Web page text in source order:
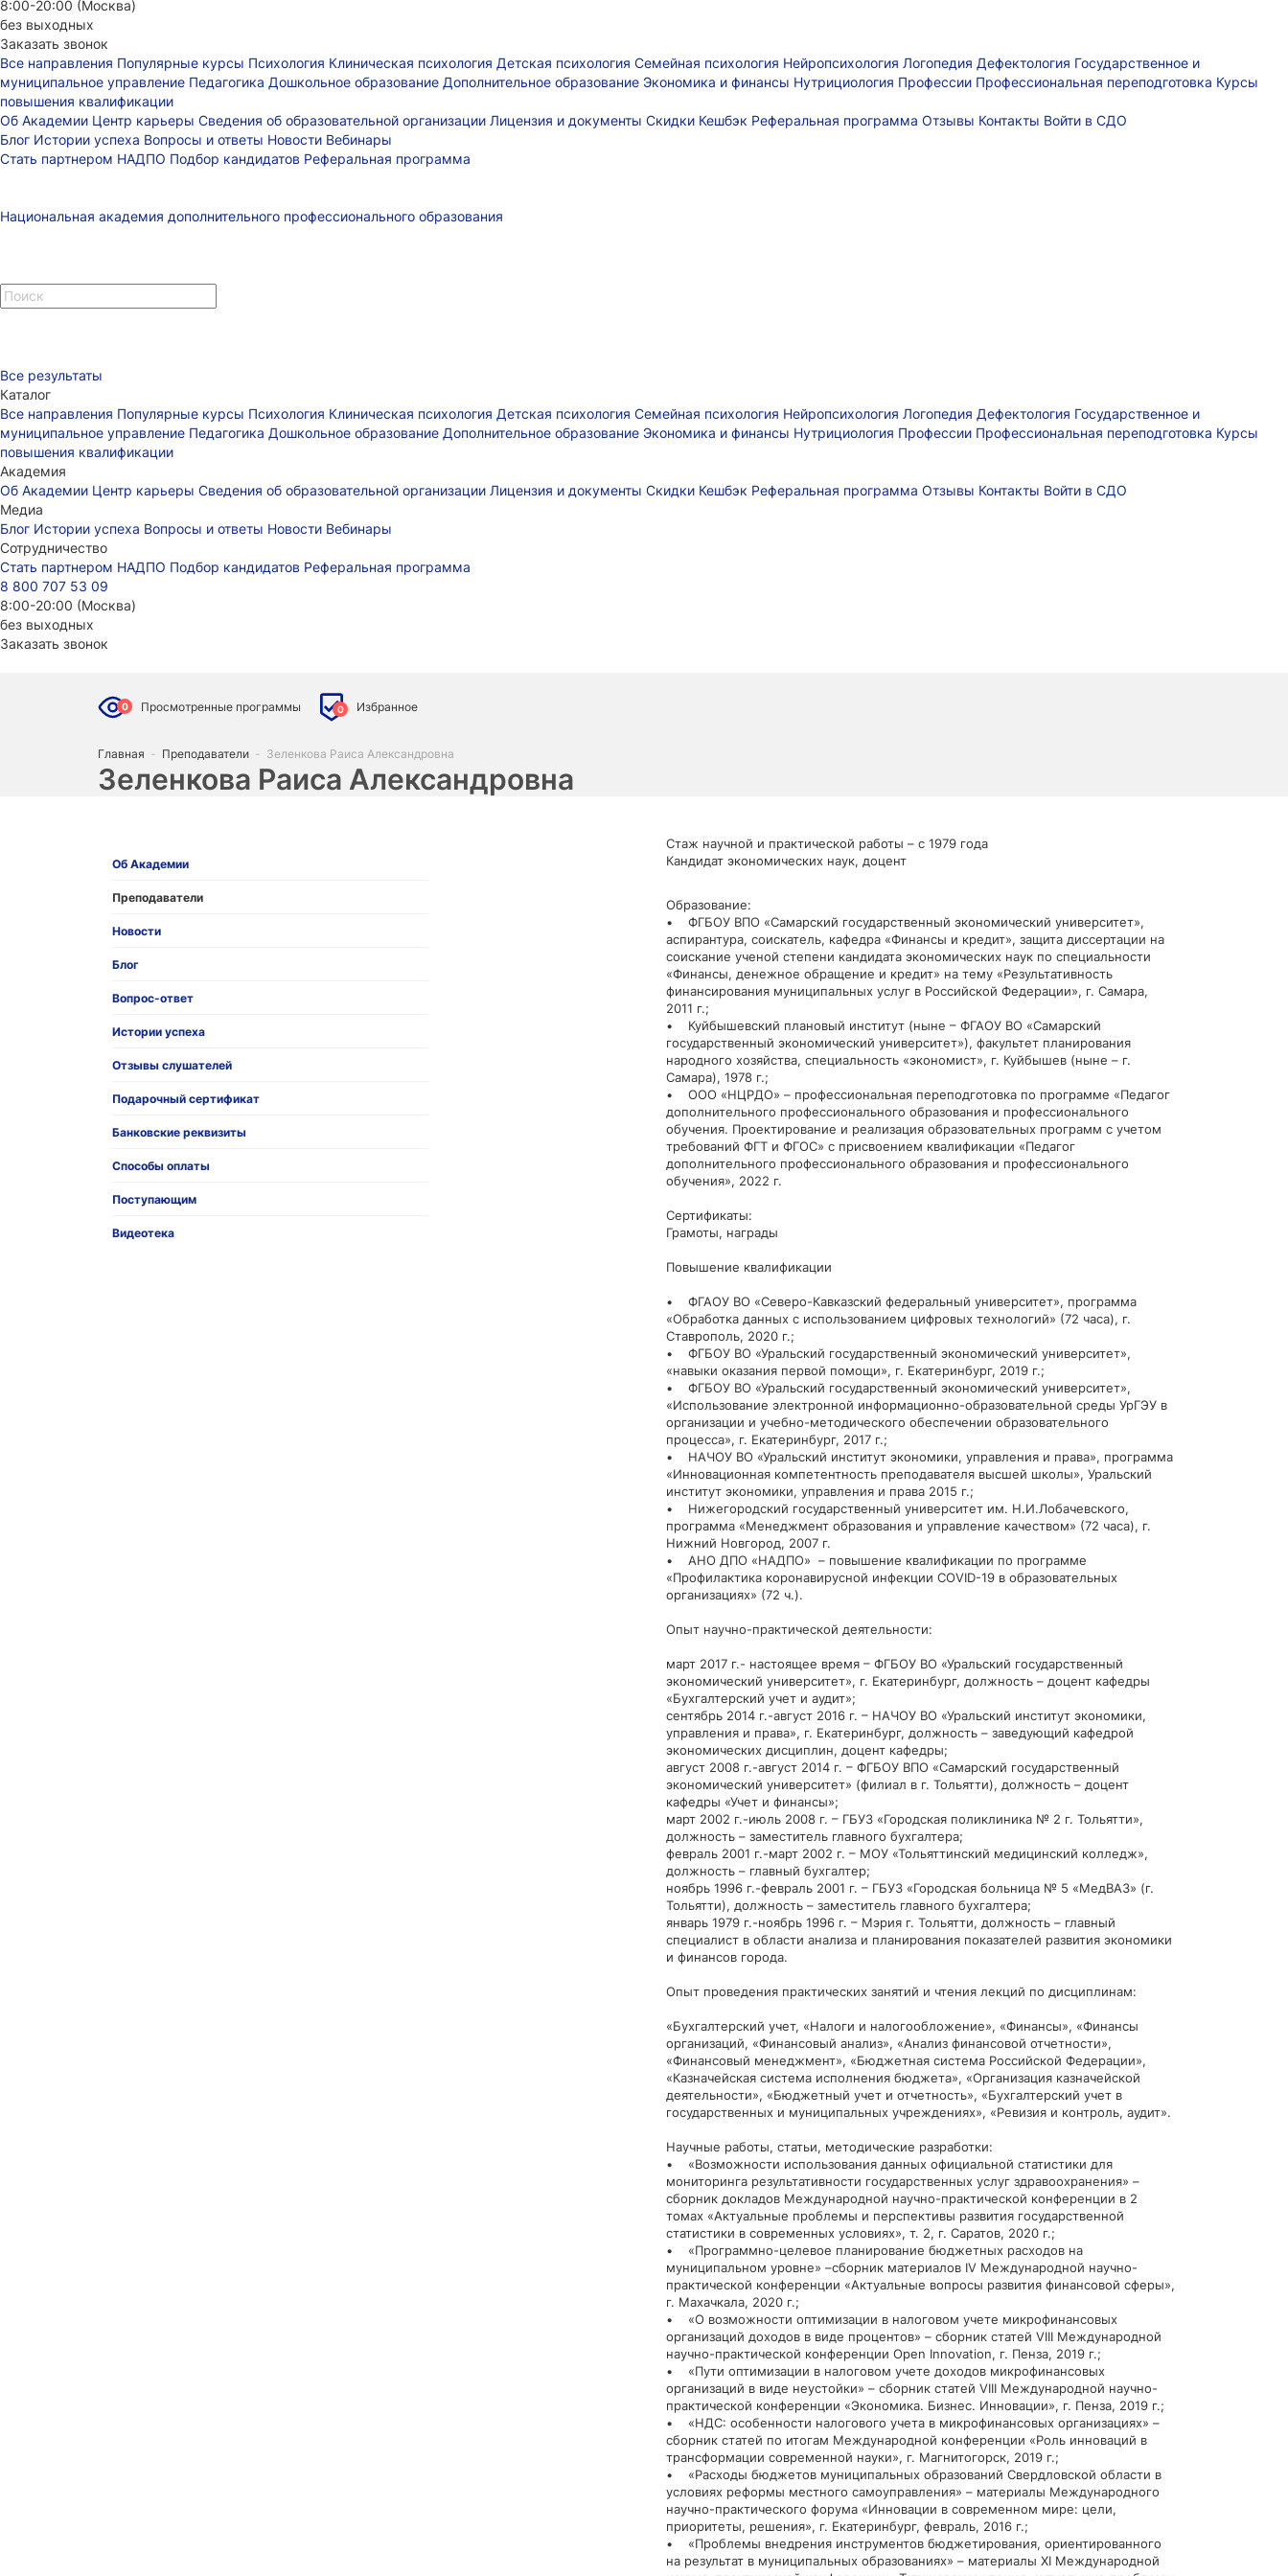
8:00-20:00 (Москва)
без выходных
Заказать звонок
Все направления Популярные курсы Психология Клиническая психология Детская психология Семейная психология Нейропсихология Логопедия Дефектология Государственное и
муниципальное управление Педагогика Дошкольное образование Дополнительное образование Экономика и финансы Нутрициология Профессии Профессиональная переподготовка Курсы
повышения квалификации
Об Академии Центр карьеры Сведения об образовательной организации Лицензия и документы Скидки Кешбэк Реферальная программа Отзывы Контакты Войти в СДО
Блог Истории успеха Вопросы и ответы Новости Вебинары
Стать партнером НАДПО Подбор кандидатов Реферальная программа
Национальная академия дополнительного профессионального образования
Все результаты
Каталог
Все направления Популярные курсы Психология Клиническая психология Детская психология Семейная психология Нейропсихология Логопедия Дефектология Государственное и
муниципальное управление Педагогика Дошкольное образование Дополнительное образование Экономика и финансы Нутрициология Профессии Профессиональная переподготовка Курсы
повышения квалификации
Академия
Об Академии Центр карьеры Сведения об образовательной организации Лицензия и документы Скидки Кешбэк Реферальная программа Отзывы Контакты Войти в СДО
Медиа
Блог Истории успеха Вопросы и ответы Новости Вебинары
Сотрудничество
Стать партнером НАДПО Подбор кандидатов Реферальная программа
8 800 707 53 09
8:00-20:00 (Москва)
без выходных
Заказать звонок
0 Просмотренные программы 0 Избранное
Главная - Преподаватели - Зеленкова Раиса Александровна
Зеленкова Раиса Александровна
Об Академии
Преподаватели
Новости
Блог
Вопрос-ответ
Истории успеха
Отзывы слушателей
Подарочный сертификат
Банковские реквизиты
Способы оплаты
Поступающим
Видеотека
Стаж научной и практической работы – с 1979 года
Кандидат экономических наук, доцент
Образование:
• ФГБОУ ВПО «Самарский государственный экономический университет»,
аспирантура, соискатель, кафедра «Финансы и кредит», защита диссертации на
соискание ученой степени кандидата экономических наук по специальности
«Финансы, денежное обращение и кредит» на тему «Результативность
финансирования муниципальных услуг в Российской Федерации», г. Самара,
2011 г.;
• Куйбышевский плановый институт (ныне – ФГАОУ ВО «Самарский
государственный экономический университет»), факультет планирования
народного хозяйства, специальность «экономист», г. Куйбышев (ныне – г.
Самара), 1978 г.;
• ООО «НЦРДО» – профессиональная переподготовка по программе «Педагог
дополнительного профессионального образования и профессионального
обучения. Проектирование и реализация образовательных программ с учетом
требований ФГТ и ФГОС» с присвоением квалификации «Педагог
дополнительного профессионального образования и профессионального
обучения», 2022 г.
Сертификаты:
Грамоты, награды
Повышение квалификации
• ФГАОУ ВО «Северо-Кавказский федеральный университет», программа
«Обработка данных с использованием цифровых технологий» (72 часа), г.
Ставрополь, 2020 г.;
• ФГБОУ ВО «Уральский государственный экономический университет»,
«навыки оказания первой помощи», г. Екатеринбург, 2019 г.;
• ФГБОУ ВО «Уральский государственный экономический университет»,
«Использование электронной информационно-образовательной среды УрГЭУ в
организации и учебно-методического обеспечении образовательного
процесса», г. Екатеринбург, 2017 г.;
• НАЧОУ ВО «Уральский институт экономики, управления и права», программа
«Инновационная компетентность преподавателя высшей школы», Уральский
институт экономики, управления и права 2015 г.;
• Нижегородский государственный университет им. Н.И.Лобачевского,
программа «Менеджмент образования и управление качеством» (72 часа), г.
Нижний Новгород, 2007 г.
• АНО ДПО «НАДПО» – повышение квалификации по программе
«Профилактика коронавирусной инфекции COVID-19 в образовательных
организациях» (72 ч.).
Опыт научно-практической деятельности:
март 2017 г.- настоящее время – ФГБОУ ВО «Уральский государственный
экономический университет», г. Екатеринбург, должность – доцент кафедры
«Бухгалтерский учет и аудит»;
сентябрь 2014 г.-август 2016 г. – НАЧОУ ВО «Уральский институт экономики,
управления и права», г. Екатеринбург, должность – заведующий кафедрой
экономических дисциплин, доцент кафедры;
август 2008 г.-август 2014 г. – ФГБОУ ВПО «Самарский государственный
экономический университет» (филиал в г. Тольятти), должность – доцент
кафедры «Учет и финансы»;
март 2002 г.-июль 2008 г. – ГБУЗ «Городская поликлиника № 2 г. Тольятти»,
должность – заместитель главного бухгалтера;
февраль 2001 г.-март 2002 г. – МОУ «Тольяттинский медицинский колледж»,
должность – главный бухгалтер;
ноябрь 1996 г.-февраль 2001 г. – ГБУЗ «Городская больница № 5 «МедВАЗ» (г.
Тольятти), должность – заместитель главного бухгалтера;
январь 1979 г.-ноябрь 1996 г. – Мэрия г. Тольятти, должность – главный
специалист в области анализа и планирования показателей развития экономики
и финансов города.
Опыт проведения практических занятий и чтения лекций по дисциплинам:
«Бухгалтерский учет, «Налоги и налогообложение», «Финансы», «Финансы
организаций, «Финансовый анализ», «Анализ финансовой отчетности»,
«Финансовый менеджмент», «Бюджетная система Российской Федерации»,
«Казначейская система исполнения бюджета», «Организация казначейской
деятельности», «Бюджетный учет и отчетность», «Бухгалтерский учет в
государственных и муниципальных учреждениях», «Ревизия и контроль, аудит».
Научные работы, статьи, методические разработки:
• «Возможности использования данных официальной статистики для
мониторинга результативности государственных услуг здравоохранения» –
сборник докладов Международной научно-практической конференции в 2
томах «Актуальные проблемы и перспективы развития государственной
статистики в современных условиях», т. 2, г. Саратов, 2020 г.;
• «Программно-целевое планирование бюджетных расходов на
муниципальном уровне» –сборник материалов IV Международной научно-
практической конференции «Актуальные вопросы развития финансовой сферы»,
г. Махачкала, 2020 г.;
• «О возможности оптимизации в налоговом учете микрофинансовых
организаций доходов в виде процентов» – сборник статей VIII Международной
научно-практической конференции Open Innovation, г. Пенза, 2019 г.;
• «Пути оптимизации в налоговом учете доходов микрофинансовых
организаций в виде неустойки» – сборник статей VIII Международной научно-
практической конференции «Экономика. Бизнес. Инновации», г. Пенза, 2019 г.;
• «НДС: особенности налогового учета в микрофинансовых организациях» –
сборник статей по итогам Международной конференции «Роль инноваций в
трансформации современной науки», г. Магнитогорск, 2019 г.;
• «Расходы бюджетов муниципальных образований Свердловской области в
условиях реформы местного самоуправления» – материалы Международного
научно-практического форума «Инновации в современном мире: цели,
приоритеты, решения», г. Екатеринбург, февраль, 2016 г.;
• «Проблемы внедрения инструментов бюджетирования, ориентированного
на результат в муниципальных образованиях» – материалы XI Международной